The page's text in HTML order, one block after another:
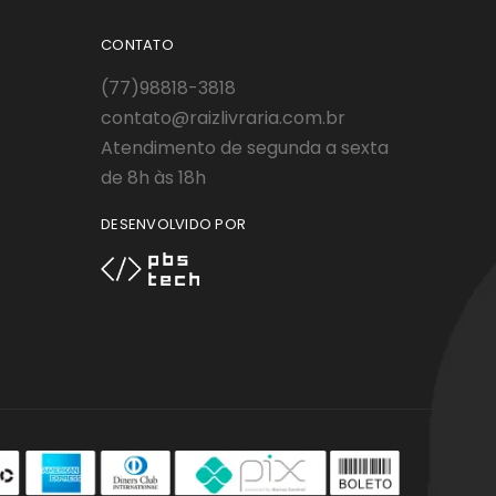
CONTATO
(77)98818-3818
contato@raizlivraria.com.br
Atendimento de segunda a sexta
de 8h às 18h
DESENVOLVIDO POR